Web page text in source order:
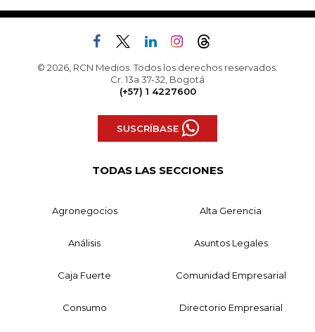
© 2026, RCN Medios. Todos los derechos reservados.
Cr. 13a 37-32, Bogotá
(+57) 1 4227600
SUSCRÍBASE
TODAS LAS SECCIONES
Agronegocios Alta Gerencia
Análisis Asuntos Legales
Caja Fuerte Comunidad Empresarial
Consumo Directorio Empresarial